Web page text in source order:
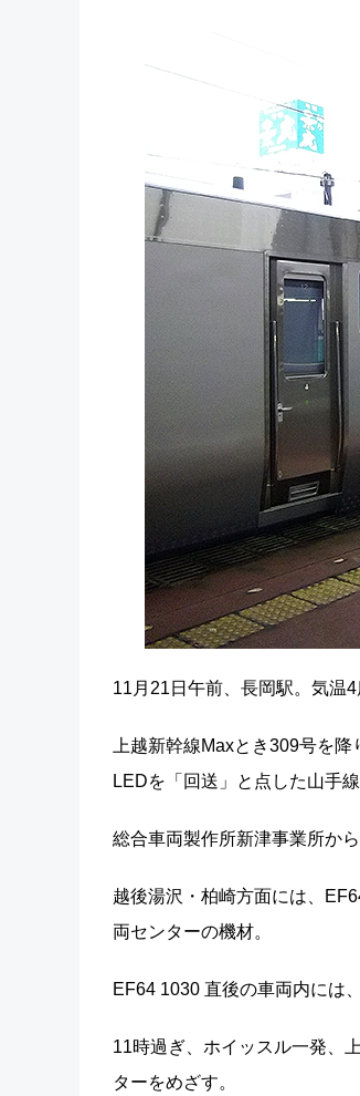
11月21日午前、長岡駅。気温4
上越新幹線Maxとき309号を
LEDを「回送」と点した山手
総合車両製作所新津事業所か
越後湯沢・柏崎方面には、
両センターの機材。
EF64 1030 直後の車両内には
11時過ぎ、ホイッスル一発、
ターをめざす。